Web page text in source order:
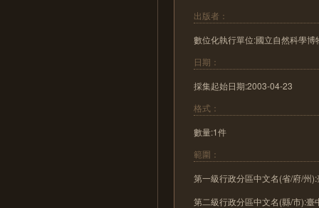
出版者：
數位化執行單位:國立自然科學
日期：
採集起始日期:2003-04-23
格式：
數量:1件
範圍：
第一級行政分區中文名(省/府/州
第二級行政分區中文名(縣/市):臺